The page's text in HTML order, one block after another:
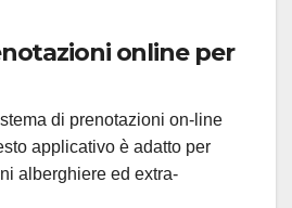
online per
di prenotazioni on-line
applicativo è adatto per
alberghiere ed extra-